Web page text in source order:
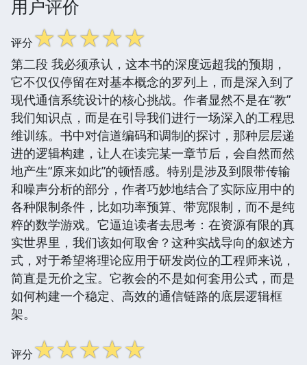
用户评价
评分☆☆☆☆☆
第二段 我必须承认，这本书的深度远超我的预期，
它不仅仅停留在对基本概念的罗列上，而是深入到了
现代通信系统设计的核心挑战。作者显然不是在“教”
我们知识点，而是在引导我们进行一场深入的工程思
维训练。书中对信道编码和调制的探讨，那种层层递
进的逻辑构建，让人在读完某一章节后，会自然而然
地产生“原来如此”的顿悟感。特别是涉及到限带传输
和噪声分析的部分，作者巧妙地结合了实际应用中的
各种限制条件，比如功率预算、带宽限制，而不是纯
粹的数学游戏。它逼迫读者去思考：在资源有限的真
实世界里，我们该如何取舍？这种实战导向的叙述方
式，对于希望将理论应用于研发岗位的工程师来说，
简直是无价之宝。它教会的不是如何套用公式，而是
如何构建一个稳定、高效的通信链路的底层逻辑框
架。
评分☆☆☆☆☆